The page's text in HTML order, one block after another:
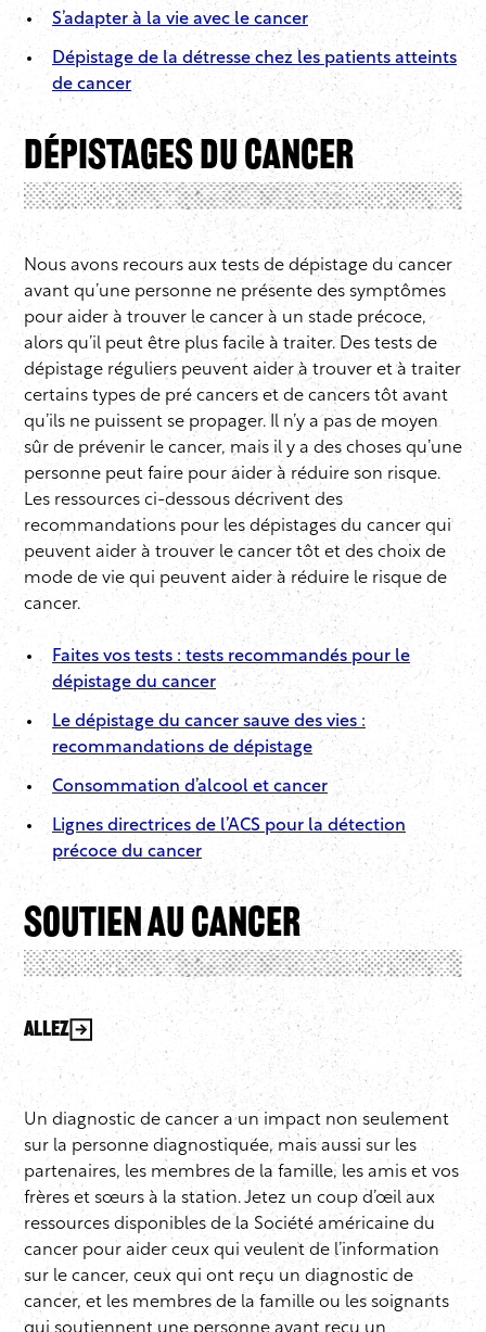
S’adapter à la vie avec le cancer
Dépistage de la détresse chez les patients atteints
de cancer
Dépistages du cancer
Nous avons recours aux tests de dépistage du cancer
avant qu’une personne ne présente des symptômes
pour aider à trouver le cancer à un stade précoce,
alors qu’il peut être plus facile à traiter. Des tests de
dépistage réguliers peuvent aider à trouver et à traiter
certains types de pré cancers et de cancers tôt avant
qu’ils ne puissent se propager. Il n’y a pas de moyen
sûr de prévenir le cancer, mais il y a des choses qu’une
personne peut faire pour aider à réduire son risque.
Les ressources ci-dessous décrivent des
recommandations pour les dépistages du cancer qui
peuvent aider à trouver le cancer tôt et des choix de
mode de vie qui peuvent aider à réduire le risque de
cancer.
Faites vos tests : tests recommandés pour le
dépistage du cancer
Le dépistage du cancer sauve des vies :
recommandations de dépistage
Consommation d’alcool et cancer
Lignes directrices de l’ACS pour la détection
précoce du cancer
Soutien au cancer
Allez
Un diagnostic de cancer a un impact non seulement
sur la personne diagnostiquée, mais aussi sur les
partenaires, les membres de la famille, les amis et vos
frères et sœurs à la station. Jetez un coup d’œil aux
ressources disponibles de la Société américaine du
cancer pour aider ceux qui veulent de l’information
sur le cancer, ceux qui ont reçu un diagnostic de
cancer, et les membres de la famille ou les soignants